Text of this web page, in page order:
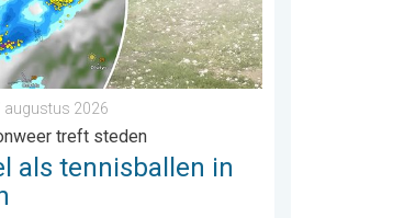
augustus 2026
treft steden
als tennisballen in